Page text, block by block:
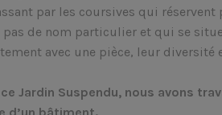
par les coursives qui
pas de nom particulier et qui se
avec une pièce, leur diversité
Jardin Suspendu, nous avons